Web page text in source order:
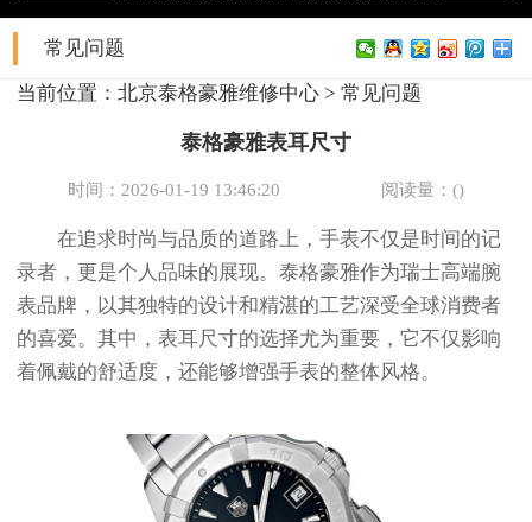
2026年6月泰格豪雅售后服务中心最新网点地址：
北京市东城区东长安街1号东方广场写字楼W3座6层602室（需提前预约）
节假日正常营业！
常见问题
当前位置： 北京泰格豪雅维修中心 > 常见问题
泰格豪雅表耳尺寸
时间：2026-01-19 13:46:20 阅读量：()
在追求时尚与品质的道路上，手表不仅是时间的记
录者，更是个人品味的展现。泰格豪雅作为瑞士高端腕
表品牌，以其独特的设计和精湛的工艺深受全球消费者
的喜爱。其中，表耳尺寸的选择尤为重要，它不仅影响
着佩戴的舒适度，还能够增强手表的整体风格。